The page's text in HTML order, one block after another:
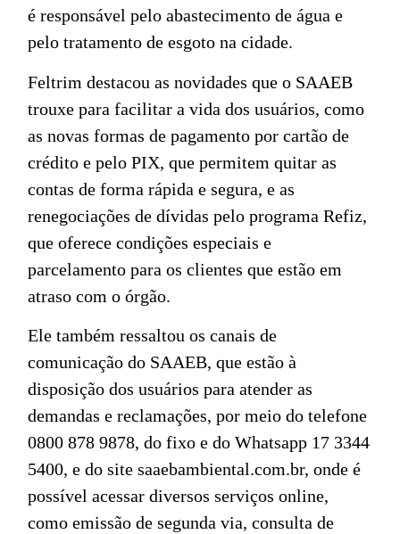
é responsável pelo abastecimento de água e
pelo tratamento de esgoto na cidade.
Feltrim destacou as novidades que o SAAEB
trouxe para facilitar a vida dos usuários, como
as novas formas de pagamento por cartão de
crédito e pelo PIX, que permitem quitar as
contas de forma rápida e segura, e as
renegociações de dívidas pelo programa Refiz,
que oferece condições especiais e
parcelamento para os clientes que estão em
atraso com o órgão.
Ele também ressaltou os canais de
comunicação do SAAEB, que estão à
disposição dos usuários para atender as
demandas e reclamações, por meio do telefone
0800 878 9878, do fixo e do Whatsapp 17 3344
5400, e do site saaebambiental.com.br, onde é
possível acessar diversos serviços online,
como emissão de segunda via, consulta de